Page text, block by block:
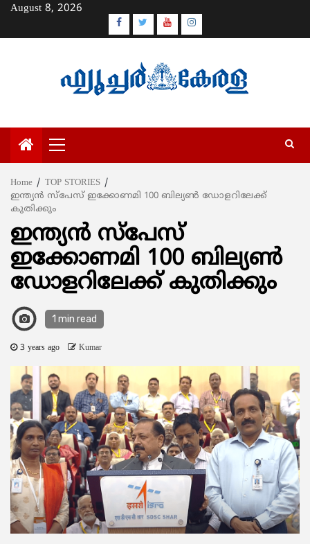
Skip
content
August 8, 2026
Facebook
TwitterYoutubeInstagram
Primary
Menu
Home
TOP STORIES
ഇന്ത്യന്‍ സ്‌പേസ് ഇക്കോണമി 100 ബില്യണ്‍ ഡോളറിലേക്ക്
കുതിക്കും
ഇന്ത്യന്‍ സ്‌പേസ്
ഇക്കോണമി 100 ബില്യണ്‍
ഡോളറിലേക്ക് കുതിക്കും
1 min read
3 years ago Kumar